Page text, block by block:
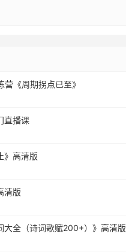
《周期拐点已至》
直播课
》高清版
清版
大全（诗词歌赋200+）》高清版